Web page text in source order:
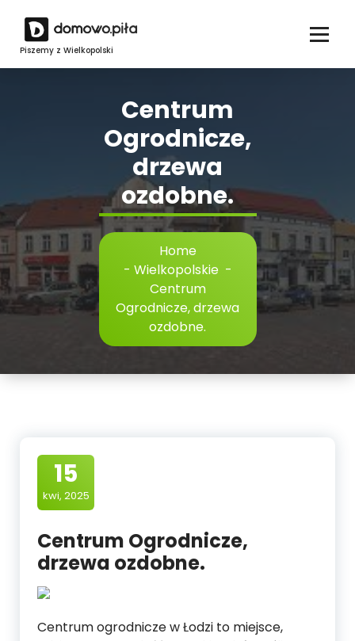
content
Piszemy z Wielkopolski
Centrum
Ogrodnicze,
drzewa
ozdobne.
Home
- Wielkopolskie-
Centrum
Ogrodnicze, drzewa
ozdobne.
15
kwi, 2025
Centrum Ogrodnicze,
drzewa ozdobne.
Centrum ogrodnicze w Łodzi to miejsce,